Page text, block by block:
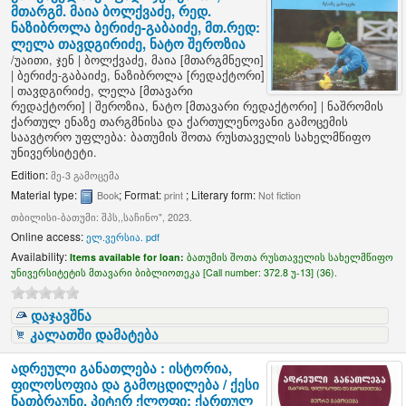
მთარგმ. მაია ბოლქვაძე, რედ.
ნაზიბროლა ბერიძე-გაბაიძე, მთ.რედ:
ლელა თავდგირიძე, ნატო შეროზია
/უაითი, ჯენ |ბოლქვაძე, მაია [მთარგმნელი]
|ბერიძე-გაბაიძე, ნაზიბროლა [რედაქტორი]
|თავდგირიძე, ლელა [მთავარი
რედაქტორი] |შეროზია, ნატო [მთავარი რედაქტორი] |ნაშრომის
ქართულ ენაზე თარგმნისა და ქართულენოვანი გამოცემის
საავტორო უფლება: ბათუმის შოთა რუსთაველის სახელმწიფო
უნივერსიტეტი.
Edition:მე-3 გამოცემა
Material type: Book; Format:print ; Literary form:Not fiction
თბილისი-ბათუმი: შპს,,საჩინო", 2023.
Online access: ელ.ვერსია. pdf
Availability:Items available for loan:ბათუმის შოთა რუსთაველის სახელმწიფო
უნივერსიტეტის მთავარი ბიბლიოთეკა [Call number:372.8 უ-13] (36).
დაჯავშნა
კალათში დამატება
ადრეული განათლება : ისტორია,
ფილოსოფია და გამოცდილება /ქესი
ნათბრაუნი, პიტერ ქლოფი; ქართულ